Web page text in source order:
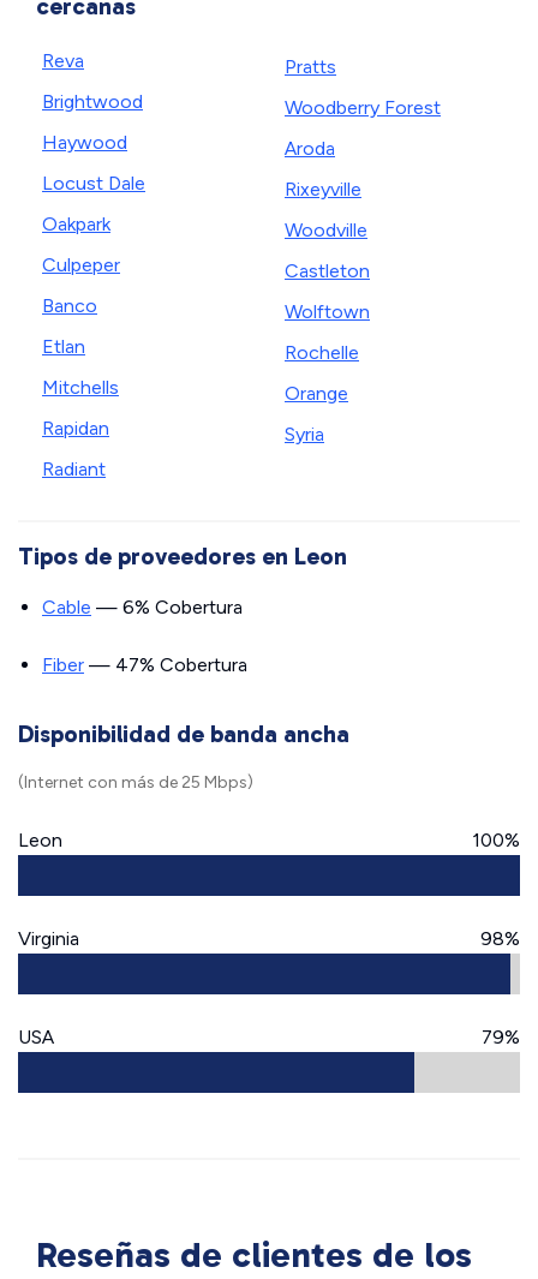
cercanas
Reva
Brightwood
Haywood
Locust Dale
Oakpark
Culpeper
Banco
Etlan
Mitchells
Rapidan
Radiant
Pratts
Woodberry Forest
Aroda
Rixeyville
Woodville
Castleton
Wolftown
Rochelle
Orange
Syria
Tipos de proveedores en Leon
Cable — 6% Cobertura
Fiber — 47% Cobertura
Disponibilidad de banda ancha
(Internet con más de 25 Mbps)
Leon 100%
Virginia 98%
USA 79%
Reseñas de clientes de los